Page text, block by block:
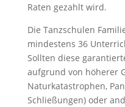
Raten gezahlt wird.
Die Tanzschulen
mindestens 36
Sollten diese
aufgrund von höherer
Naturkatastrophen,
Schließungen) oder